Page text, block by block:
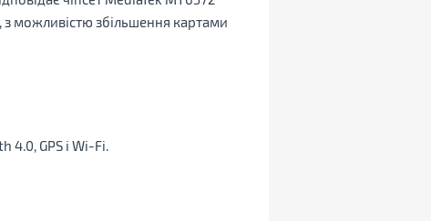
з можливістю збільшення картами
4.0, GPS і Wi-Fi.